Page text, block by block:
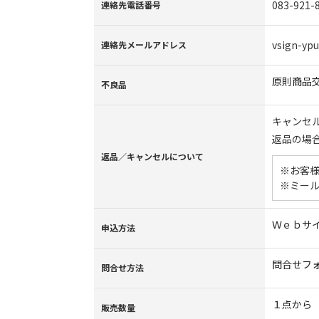
連絡先電話番号 083-921-
連絡先メールアドレス vsign-
不良品 原則商品
返品／キャンセルについて
キャンセ
返品の場
※お客
※ミー
申込方法 Ｗｅｂサ
問合せ方法 問合せフ
販売数量 １点から